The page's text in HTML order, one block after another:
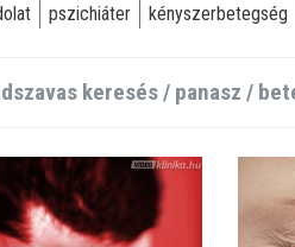
pszichiáter kényszerbetegség